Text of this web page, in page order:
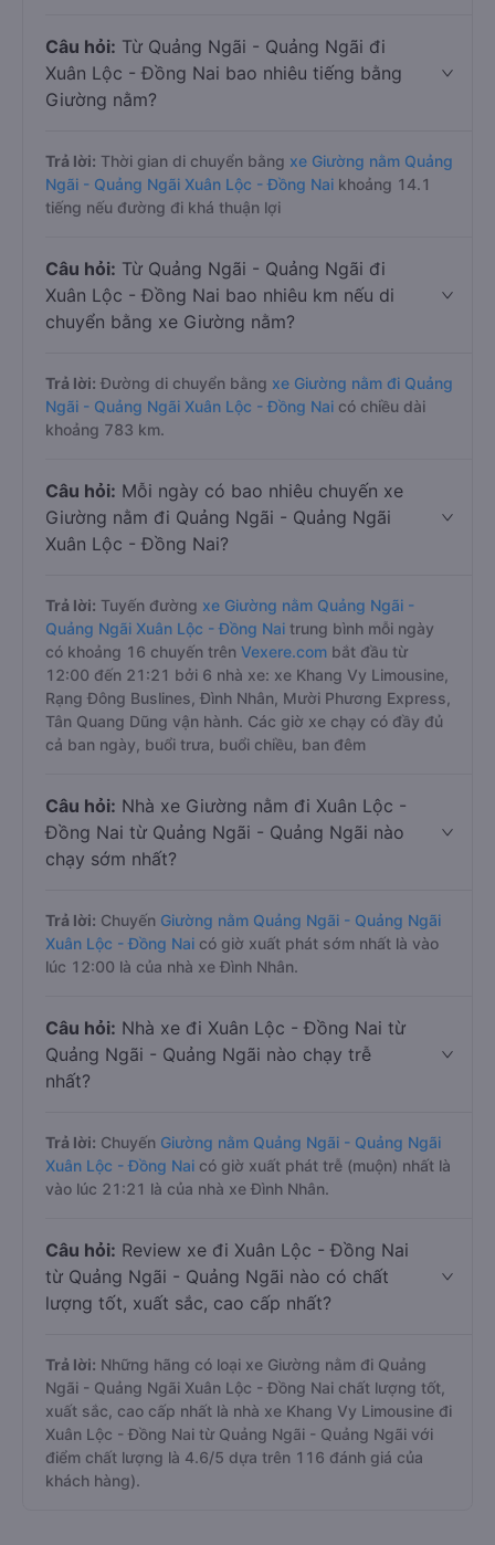
Câu hỏi: Từ Quảng Ngãi - Quảng Ngãi đi
Xuân Lộc - Đồng Nai bao nhiêu tiếng bằng
Giường nằm?
Trả lời: Thời gian di chuyển bằng xe Giường nằm Quảng
Ngãi - Quảng Ngãi Xuân Lộc - Đồng Nai khoảng 14.1
tiếng nếu đường đi khá thuận lợi
Câu hỏi: Từ Quảng Ngãi - Quảng Ngãi đi
Xuân Lộc - Đồng Nai bao nhiêu km nếu di
chuyển bằng xe Giường nằm?
Trả lời: Đường di chuyển bằng xe Giường nằm đi Quảng
Ngãi - Quảng Ngãi Xuân Lộc - Đồng Nai có chiều dài
khoảng 783 km.
Câu hỏi: Mỗi ngày có bao nhiêu chuyến xe
Giường nằm đi Quảng Ngãi - Quảng Ngãi
Xuân Lộc - Đồng Nai?
Trả lời: Tuyến đường xe Giường nằm Quảng Ngãi -
Quảng Ngãi Xuân Lộc - Đồng Nai trung bình mỗi ngày
có khoảng 16 chuyến trên Vexere.com bắt đầu từ
12:00 đến 21:21 bởi 6 nhà xe: xe Khang Vy Limousine,
Rạng Đông Buslines, Đình Nhân, Mười Phương Express,
Tân Quang Dũng vận hành. Các giờ xe chạy có đầy đủ
cả ban ngày, buổi trưa, buổi chiều, ban đêm
Câu hỏi: Nhà xe Giường nằm đi Xuân Lộc -
Đồng Nai từ Quảng Ngãi - Quảng Ngãi nào
chạy sớm nhất?
Trả lời: Chuyến Giường nằm Quảng Ngãi - Quảng Ngãi
Xuân Lộc - Đồng Nai có giờ xuất phát sớm nhất là vào
lúc 12:00 là của nhà xe Đình Nhân.
Câu hỏi: Nhà xe đi Xuân Lộc - Đồng Nai từ
Quảng Ngãi - Quảng Ngãi nào chạy trễ
nhất?
Trả lời: Chuyến Giường nằm Quảng Ngãi - Quảng Ngãi
Xuân Lộc - Đồng Nai có giờ xuất phát trễ (muộn) nhất là
vào lúc 21:21 là của nhà xe Đình Nhân.
Câu hỏi: Review xe đi Xuân Lộc - Đồng Nai
từ Quảng Ngãi - Quảng Ngãi nào có chất
lượng tốt, xuất sắc, cao cấp nhất?
Trả lời: Những hãng có loại xe Giường nằm đi Quảng
Ngãi - Quảng Ngãi Xuân Lộc - Đồng Nai chất lượng tốt,
xuất sắc, cao cấp nhất là nhà xe Khang Vy Limousine đi
Xuân Lộc - Đồng Nai từ Quảng Ngãi - Quảng Ngãi với
điểm chất lượng là 4.6/5 dựa trên 116 đánh giá của
khách hàng).